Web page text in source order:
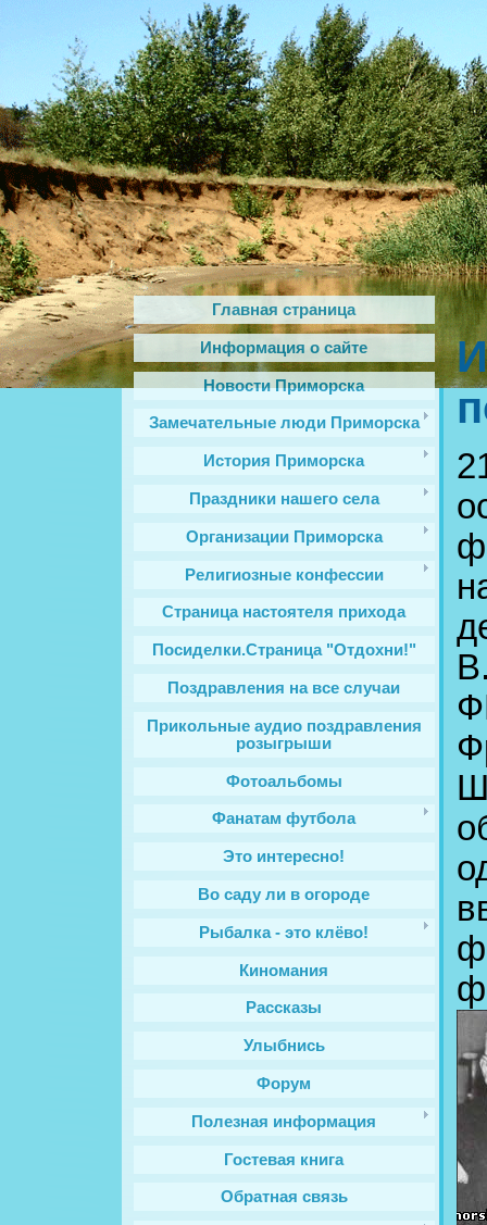
Главная страница
Информация о сайте
Новости Приморска
Замечательные люди Приморска
История Приморска
Праздники нашего села
Организации Приморска
Религиозные конфессии
Cтраница настоятеля прихода
Посиделки.Страница "Отдохни!"
Поздравления на все случаи
Прикольные аудио поздравления
розыгрыши
Фотоальбомы
Фанатам футбола
Это интересно!
Во саду ли в огороде
Рыбалка - это клёво!
Киномания
Рассказы
Улыбнись
Форум
Полезная информация
Гостевая книга
Обратная связь